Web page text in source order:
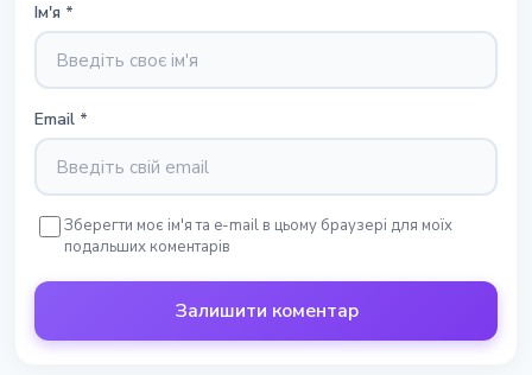
Ім'я *
Email *
Зберегти моє ім'я та e-mail в цьому браузері для моїх
подальших коментарів
Залишити коментар